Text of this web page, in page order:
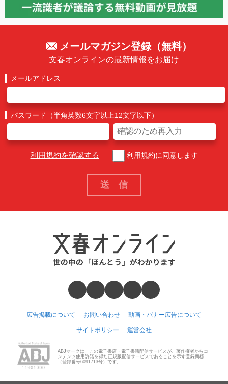
メールマガジン登録（無料）
文春オンラインの最新情報をお届け
メールアドレス
パスワード（半角英数6文字以上12文字以下）
利用規約を確認する 利用規約に同意します
広告掲載について お問い合わせ 動画・バナー広告について
サイトポリシー 運営会社
ABJマークは、この電子書店・電子書籍配信サービスが、著作権者からコ
ンテンツ使用許諾を得た正規版配信サービスであることを示す登録商標
（登録番号6091713号）です。